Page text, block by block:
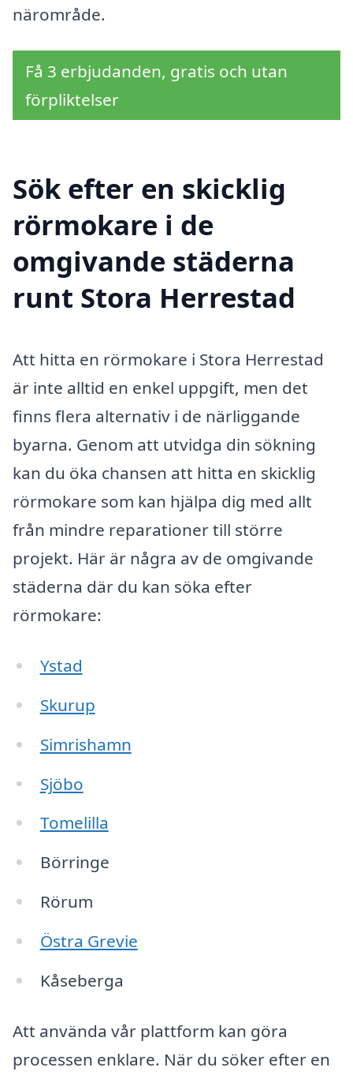
närområde.
Få 3 erbjudanden, gratis och utan
förpliktelser
Sök efter en skicklig
rörmokare i de
omgivande städerna
runt Stora Herrestad
Att hitta en rörmokare i Stora Herrestad
är inte alltid en enkel uppgift, men det
finns flera alternativ i de närliggande
byarna. Genom att utvidga din sökning
kan du öka chansen att hitta en skicklig
rörmokare som kan hjälpa dig med allt
från mindre reparationer till större
projekt. Här är några av de omgivande
städerna där du kan söka efter
rörmokare:
Ystad
Skurup
Simrishamn
Sjöbo
Tomelilla
Börringe
Rörum
Östra Grevie
Kåseberga
Att använda vår plattform kan göra
processen enklare. När du söker efter en